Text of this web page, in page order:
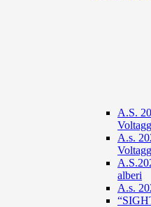
A.S.
A.s.
alberi
A.s.